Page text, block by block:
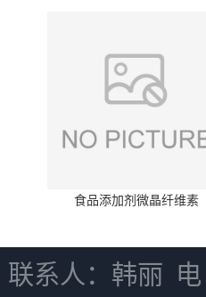
食品添加剂微晶纤维素
联系人：韩丽